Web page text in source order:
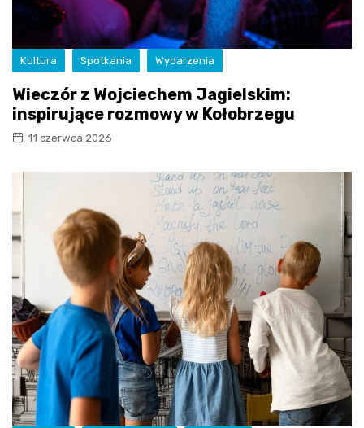
Kultura Spotkania Wydarzenia
Wieczór z Wojciechem Jagielskim:
inspirujące rozmowy w Kołobrzegu
11 czerwca 2026